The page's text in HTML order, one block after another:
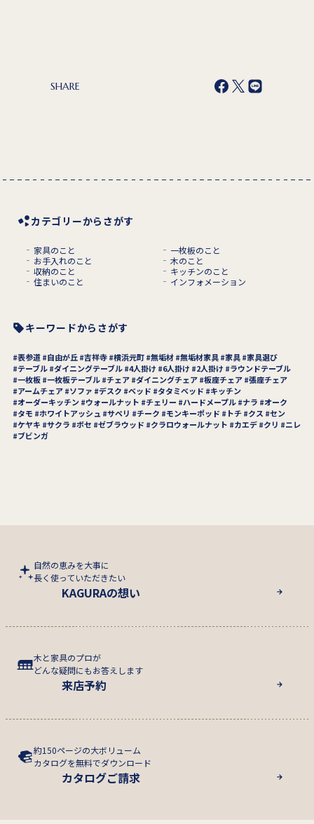
SHARE
カテゴリーからさがす
家具のこと
一枚板のこと
お手入れのこと
木のこと
収納のこと
キッチンのこと
住まいのこと
インフォメーション
キーワードからさがす
表参道 自由が丘 吉祥寺 横浜元町 無垢材 無垢材家具 家具
家具選び
テーブル ダイニングテーブル 4人掛け 6人掛け 2人掛け
ラウンドテーブル
一枚板 一枚板テーブル チェア ダイニングチェア 板座チェア 張座チェア
アームチェア
ソファ デスク ベッド タタミベッド
キッチン
オーダーキッチン
ウォールナット チェリー ハードメープル ナラ
オーク
タモ
ホワイトアッシュ サペリ チーク モンキーポッド トチ クス
セン
ケヤキ
サクラ ボセ ゼブラウッド クラロウォールナット カエデ クリ
ニレ
ブビンガ
自然の恵みを大事に
長く使っていただきたい
KAGURAの想い
木と家具のプロが
どんな疑問にもお答えします
来店予約
約150ページの大ボリューム
カタログを無料でダウンロード
カタログご請求